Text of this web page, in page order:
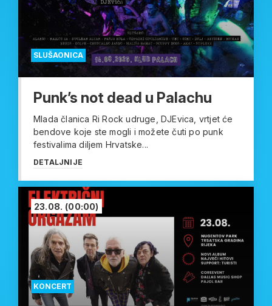
SLUŠAONICA
Punk’s not dead u Palachu
Mlada članica Ri Rock udruge, DJEvica, vrtjet će
bendove koje ste mogli i možete čuti po punk
festivalima diljem Hrvatske...
DETALJNIJE
KONCERT
23.08. (00:00)